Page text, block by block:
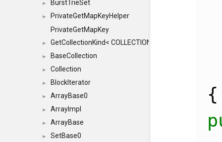
► BurstTrieSet
►
PrivateGetMapKeyHelper
PrivateGetMapKey
► GetCollectionKind< COLLECTION, typename
► BaseCollection
► Collection
► BlockIterator
► ArrayBase0
► ArrayImpl
► ArrayBase
► SetBase0
{